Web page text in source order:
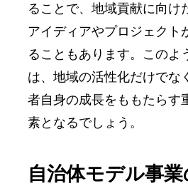
ることで、地域貢献に向け
アイディアやプロジェクト
ることもあります。このよ
は、地域の活性化だけでな
者自身の成長をももたらす
素となるでしょう。
自治体モデル事